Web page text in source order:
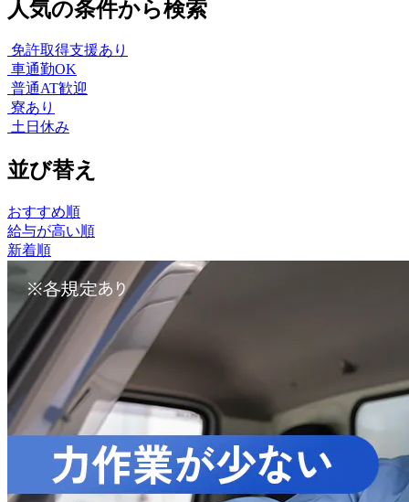
人気の条件から検索
免許取得支援あり
車通勤OK
普通AT歓迎
寮あり
土日休み
並び替え
おすすめ順
給与が高い順
新着順